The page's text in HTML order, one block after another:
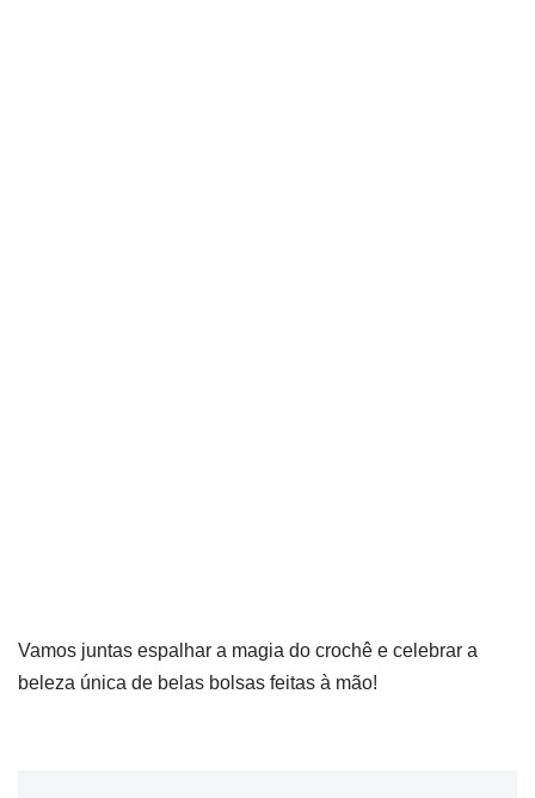
Vamos juntas espalhar a magia do crochê e celebrar a
beleza única de belas bolsas feitas à mão!